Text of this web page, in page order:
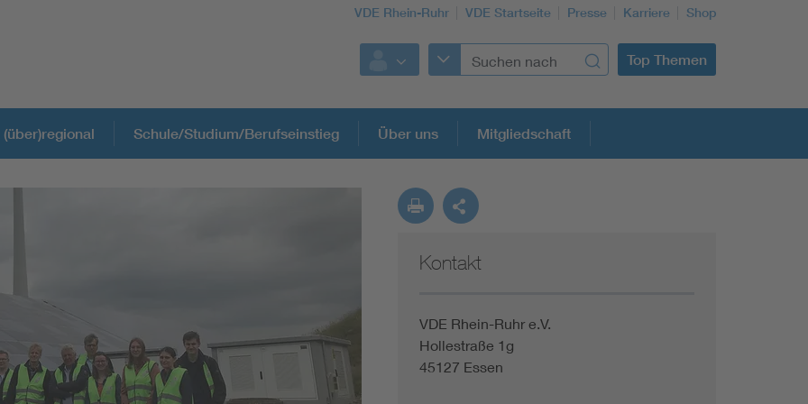
VDE Rhein-Ruhr VDE Startseite Presse Karriere Shop
Top Themen
Energy efficiency
Building Services Engineering
Information and communications technology ICT
Education + profession
Schule/Studium/Berufseinstieg Über uns Mitgliedschaft
Kontakt
VDE Rhein-Ruhr e.V.
Hollestraße 1g
45127 Essen